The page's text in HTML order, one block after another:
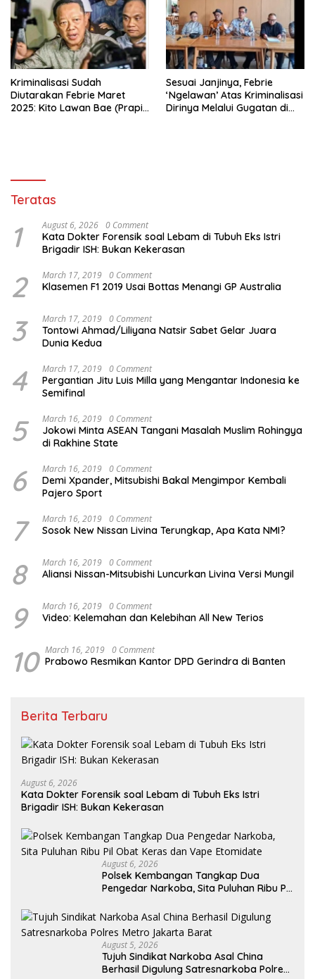
Kriminalisasi Sudah
Diutarakan Febrie Maret
2025: Kito Lawan Bae (Prapid
Sesuai Janjinya, Febrie
‘Ngelawan’ Atas Kriminalisasi
Dirinya Melalui Gugatan di
Teratas
1 August 6, 2026 0 Comment
Kata Dokter Forensik soal Lebam di Tubuh Eks Istri
Brigadir ISH: Bukan Kekerasan
2 March 17, 2019 0 Comment
Klasemen F1 2019 Usai Bottas Menangi GP Australia
3 March 17, 2019 0 Comment
Tontowi Ahmad/Liliyana Natsir Sabet Gelar Juara
Dunia Kedua
4 March 17, 2019 0 Comment
Pergantian Jitu Luis Milla yang Mengantar Indonesia ke
Semifinal
5 March 16, 2019 0 Comment
Jokowi Minta ASEAN Tangani Masalah Muslim Rohingya
di Rakhine State
6 March 16, 2019 0 Comment
Demi Xpander, Mitsubishi Bakal Mengimpor Kembali
Pajero Sport
7 March 16, 2019 0 Comment
Sosok New Nissan Livina Terungkap, Apa Kata NMI?
8 March 16, 2019 0 Comment
Aliansi Nissan-Mitsubishi Luncurkan Livina Versi Mungil
9 March 16, 2019 0 Comment
Video: Kelemahan dan Kelebihan All New Terios
10 March 16, 2019 0 Comment
Prabowo Resmikan Kantor DPD Gerindra di Banten
Berita Terbaru
August 6, 2026
Kata Dokter Forensik soal Lebam di Tubuh Eks Istri
Brigadir ISH: Bukan Kekerasan
August 6, 2026
Polsek Kembangan Tangkap Dua
Pengedar Narkoba, Sita Puluhan Ribu Pil
August 5, 2026
Tujuh Sindikat Narkoba Asal China
Berhasil Digulung Satresnarkoba Polres